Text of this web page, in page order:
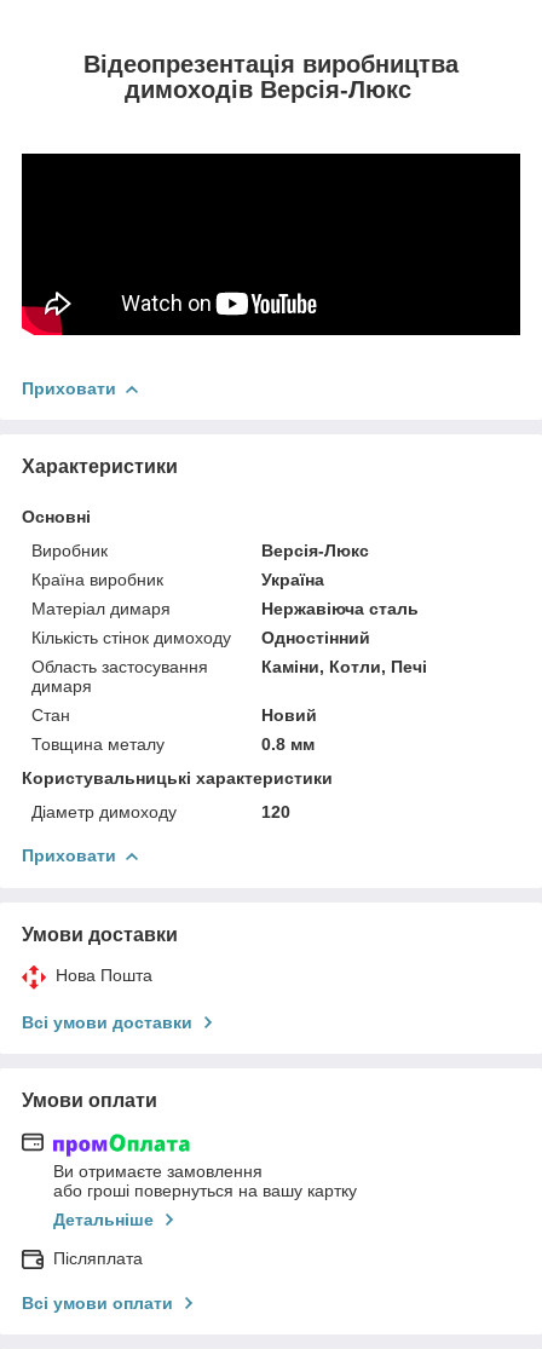
Відеопрезентація виробництва
димоходів Версія-Люкс
Приховати
Характеристики
Основні
Виробник
Версія-Люкс
Країна виробник
Україна
Матеріал димаря
Нержавіюча сталь
Кількість стінок димоходу
Одностінний
Область застосування
димаря
Каміни, Котли, Печі
Стан
Новий
Товщина металу
0.8 мм
Користувальницькі характеристики
Діаметр димоходу
120
Приховати
Умови доставки
Нова Пошта
Всі умови доставки
Умови оплати
Ви отримаєте замовлення
або гроші повернуться на вашу картку
Детальніше
Післяплата
Всі умови оплати